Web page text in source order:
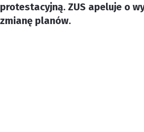
protestacyjną. ZUS apeluje o
zmianę planów.